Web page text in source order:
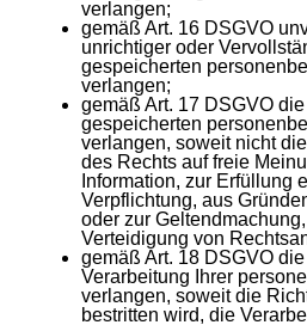
verlangen;
gemäß Art. 16 DSGVO
unrichtiger oder
gespeicherten
verlangen;
gemäß Art. 17 DSGVO
gespeicherten
verlangen, soweit nicht
des Rechts auf freie
Information, zur Erfüllung
Verpflichtung, aus
oder zur
Verteidigung von
gemäß Art. 18 DSGVO
Verarbeitung Ihrer
verlangen, soweit die
bestritten wird, die